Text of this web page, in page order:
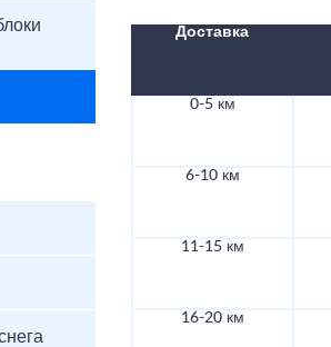
Доставка
0-5 км
6-10 км
11-15 км
16-20 км